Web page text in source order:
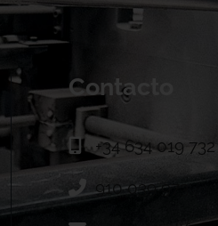
Contacto
+34 634 019 732
910 039 973